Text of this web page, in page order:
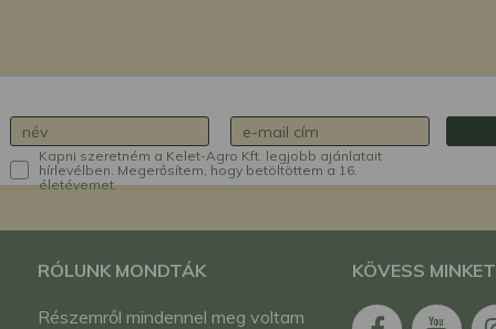
Kapni szeretném a Kelet-Agro Kft. legjobb ajánlatait
hírlevélben. Megerősítem, hogy betöltöttem a 16.
életévemet.
RÓLUNK MONDTÁK
Részemről mindennel meg voltam
KÖVESS MINKET